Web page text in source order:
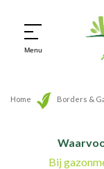
Menu
Home Borders &
Bij